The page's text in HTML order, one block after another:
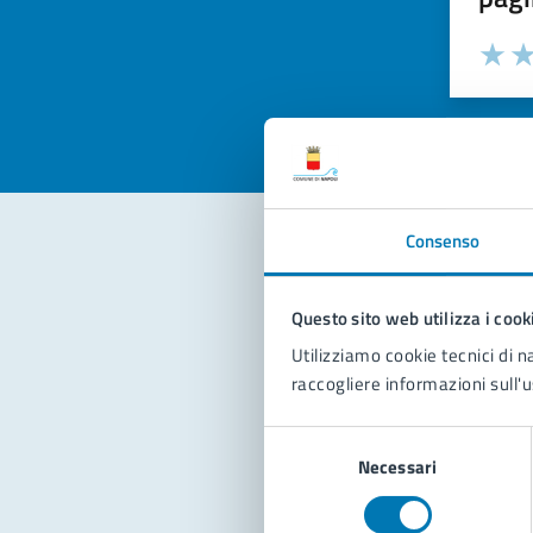
Consenso
Questo sito web utilizza i
Utilizziamo cookie tecnici di
raccogliere informazioni
Necessari
Valuta